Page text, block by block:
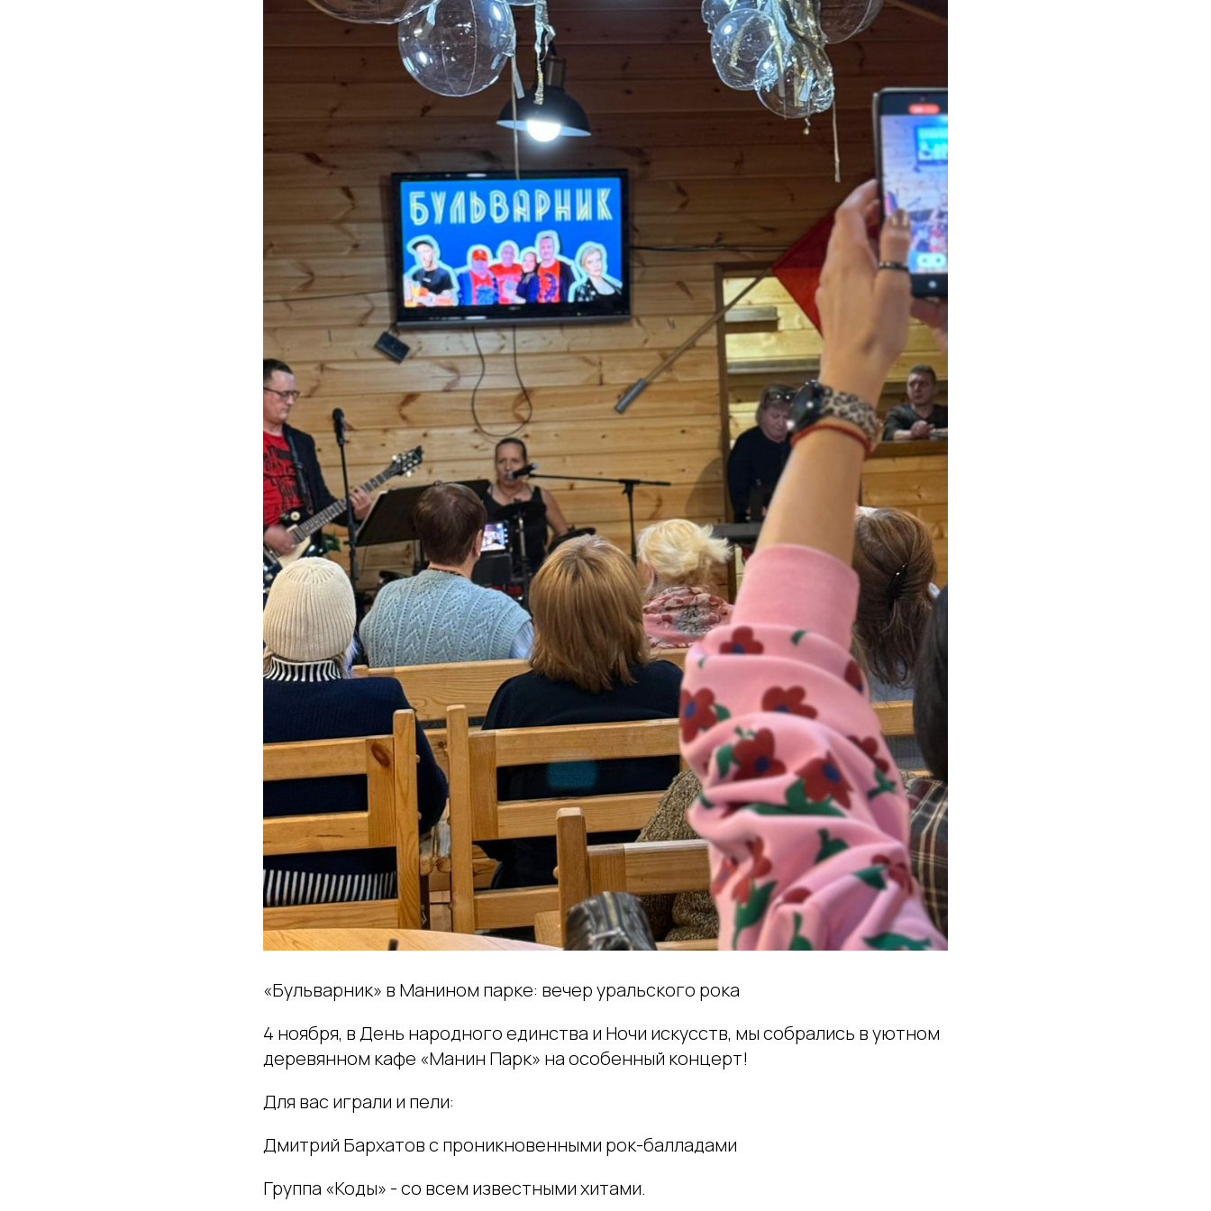
«Бульварник» в Манином парке: вечер уральского рока
4 ноября, в День народного единства и Ночи искусств, мы собрались в уютном
деревянном кафе «Манин Парк» на особенный концерт!
Для вас играли и пели:
Дмитрий Бархатов с проникновенными рок-балладами
Группа «Коды» - со всем известными хитами.